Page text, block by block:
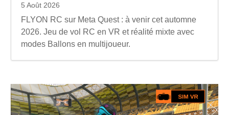
5 Août 2026
FLYON RC sur Meta Quest : à venir cet automne
2026. Jeu de vol RC en VR et réalité mixte avec
modes Ballons en multijoueur.